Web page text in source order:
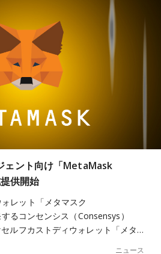
ェント向け「MetaMask
供開始
レット「メタマスク
るコンセンシス（Consensys）
ルフカストディウォレット「メタ…
ニュース